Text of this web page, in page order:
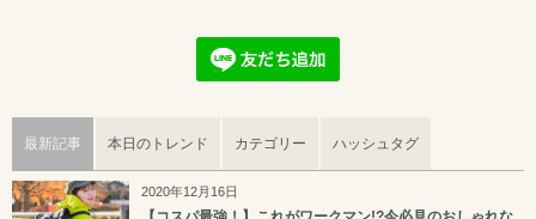
最新記事 本日のトレンド カテゴリー ハッシュタグ
2020年12月16日